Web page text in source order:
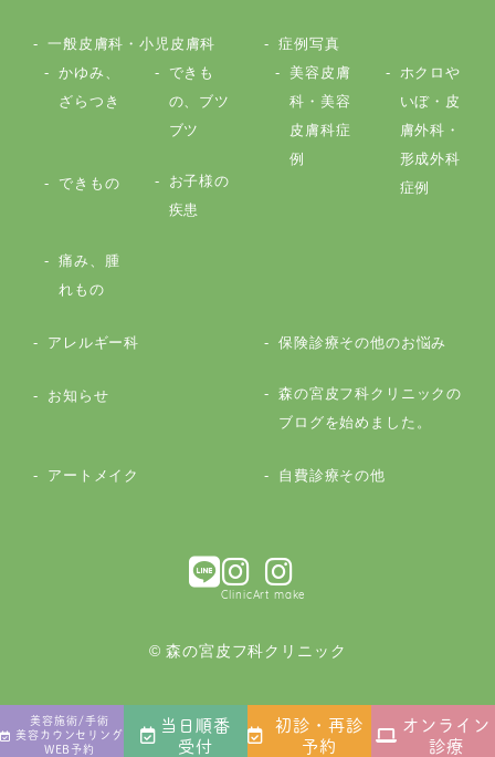
美容施術/手術
美容カウンセリング
WEB予約
当日順番
受付
初診・再診
予約
オンライン
診療
一般皮膚科・小児皮膚科
かゆみ、
ざらつき
できも
の、ブツ
ブツ
できもの
お子様の
疾患
痛み、腫
れもの
症例写真
美容皮膚
科・美容
皮膚科症
例
ホクロや
いぼ・皮
膚外科・
形成外科
症例
アレルギー科 保険診療その他のお悩み
お知らせ
森の宮皮フ科クリニックの
ブログを始めました。
アートメイク 自費診療その他
ClinicArt make
© 森の宮皮フ科クリニック